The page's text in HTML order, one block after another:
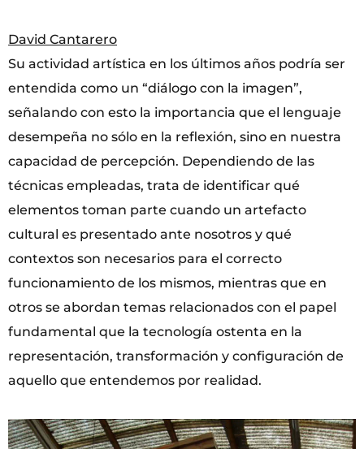
David Cantarero
Su actividad artística en los últimos años podría ser
entendida como un “diálogo con la imagen”,
señalando con esto la importancia que el lenguaje
desempeña no sólo en la reflexión, sino en nuestra
capacidad de percepción. Dependiendo de las
técnicas empleadas, trata de identificar qué
elementos toman parte cuando un artefacto
cultural es presentado ante nosotros y qué
contextos son necesarios para el correcto
funcionamiento de los mismos, mientras que en
otros se abordan temas relacionados con el papel
fundamental que la tecnología ostenta en la
representación, transformación y configuración de
aquello que entendemos por realidad.